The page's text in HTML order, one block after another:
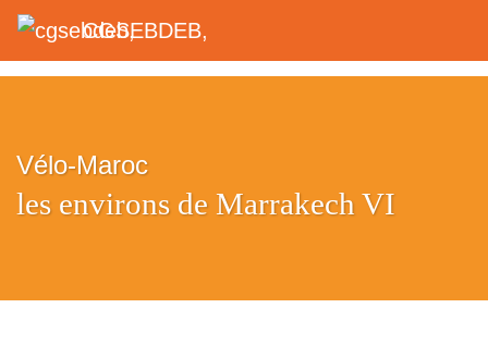
CGSEBDEB,
Vélo-Maroc
les environs de Marrakech VI